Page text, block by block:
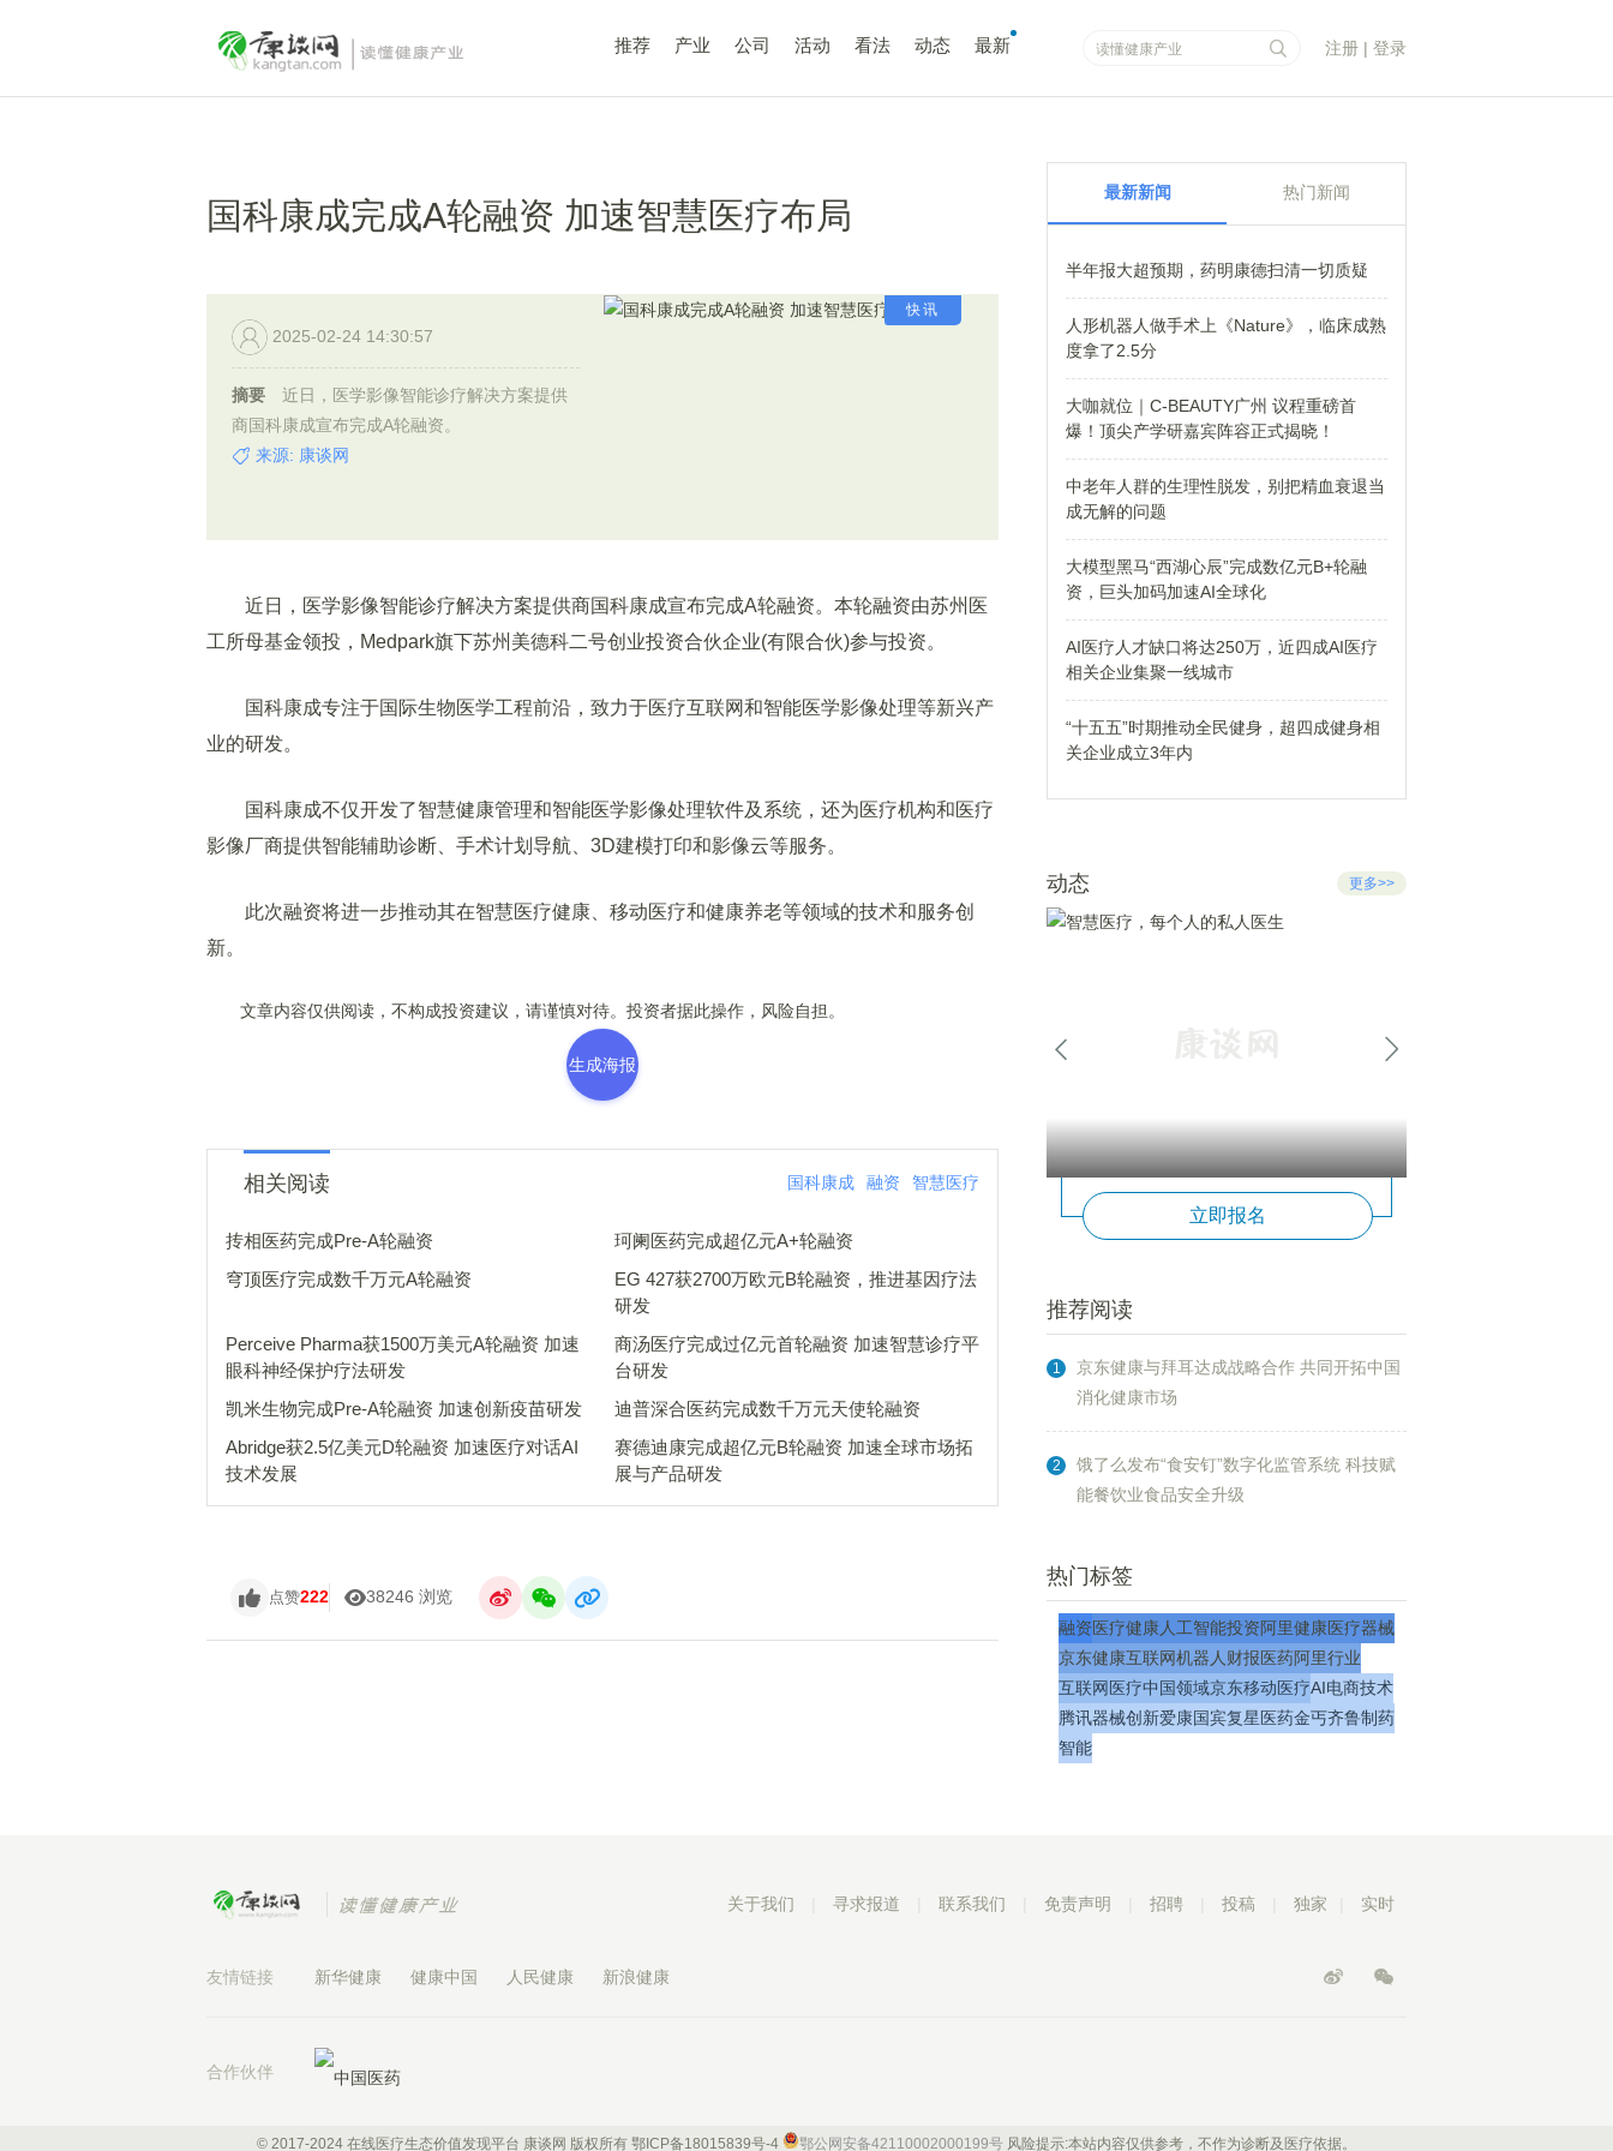
推荐 产业 公司 活动 看法 动态 最新 注册 | 登录
国科康成完成A轮融资 加速智慧医疗布局
快讯
2025-02-24 14:30:57
摘要
近日，医学影像智能诊疗解决方案提供
商国科康成宣布完成A轮融资。
来源: 康谈网
近日，医学影像智能诊疗解决方案提供商国科康成宣布完成A轮融资。本轮融资由苏州医
工所母基金领投，Medpark旗下苏州美德科二号创业投资合伙企业(有限合伙)参与投资。
国科康成专注于国际生物医学工程前沿，致力于医疗互联网和智能医学影像处理等新兴产
业的研发。
国科康成不仅开发了智慧健康管理和智能医学影像处理软件及系统，还为医疗机构和医疗
影像厂商提供智能辅助诊断、手术计划导航、3D建模打印和影像云等服务。
此次融资将进一步推动其在智慧医疗健康、移动医疗和健康养老等领域的技术和服务创
新。
文章内容仅供阅读，不构成投资建议，请谨慎对待。投资者据此操作，风险自担。
生成海报
相关阅读 国科康成 融资 智慧医疗
抟相医药完成Pre-A轮融资
珂阑医药完成超亿元A+轮融资
穹顶医疗完成数千万元A轮融资
EG 427获2700万欧元B轮融资，推进基因疗法
研发
Perceive Pharma获1500万美元A轮融资 加速
眼科神经保护疗法研发
商汤医疗完成过亿元首轮融资 加速智慧诊疗平
台研发
凯米生物完成Pre-A轮融资 加速创新疫苗研发
迪普深合医药完成数千万元天使轮融资
Abridge获2.5亿美元D轮融资 加速医疗对话AI
技术发展
赛德迪康完成超亿元B轮融资 加速全球市场拓
展与产品研发
点赞222 38246 浏览
最新新闻 热门新闻
半年报大超预期，药明康德扫清一切质疑
人形机器人做手术上《Nature》，临床成熟
度拿了2.5分
大咖就位｜C-BEAUTY广州 议程重磅首
爆！顶尖产学研嘉宾阵容正式揭晓！
中老年人群的生理性脱发，别把精血衰退当
成无解的问题
大模型黑马“西湖心辰”完成数亿元B+轮融
资，巨头加码加速AI全球化
AI医疗人才缺口将达250万，近四成AI医疗
相关企业集聚一线城市
“十五五”时期推动全民健身，超四成健身相
关企业成立3年内
动态 更多>>
立即报名
推荐阅读
1
京东健康与拜耳达成战略合作 共同开拓中国
消化健康市场
2
饿了么发布“食安钉”数字化监管系统 科技赋
能餐饮业食品安全升级
热门标签
融资医疗健康人工智能投资阿里健康医疗器械
京东健康互联网机器人 财报医药阿里行业
互联网医疗中国领域京东移动医疗AI电商技术
腾讯器械创新爱康国宾复星医药金丐齐鲁制药
智能
关于我们 寻求报道 联系我们 免责声明 招聘 投稿 独家 实时
友情链接 新华健康 健康中国 人民健康 新浪健康
合作伙伴
© 2017-2024 在线医疗生态价值发现平台 康谈网 版权所有 鄂ICP备18015839号-4 鄂公网安备42110002000199号 风险提示:本站内容仅供参考，不作为诊断及医疗依据。